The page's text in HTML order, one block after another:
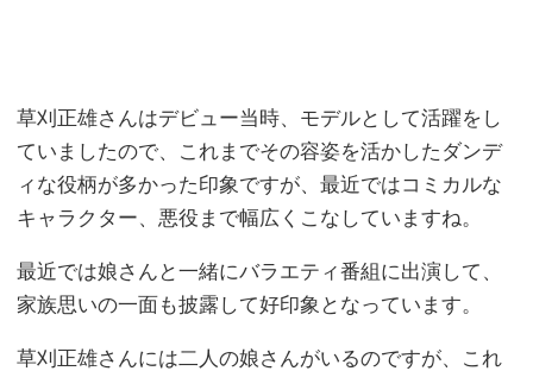
草刈正雄さんはデビュー当時、モデルとして活躍をし
ていましたので、これまでその容姿を活かしたダンデ
ィな役柄が多かった印象ですが、最近ではコミカルな
キャラクター、悪役まで幅広くこなしていますね。
最近では娘さんと一緒にバラエティ番組に出演して、
家族思いの一面も披露して好印象となっています。
草刈正雄さんには二人の娘さんがいるのですが、これ